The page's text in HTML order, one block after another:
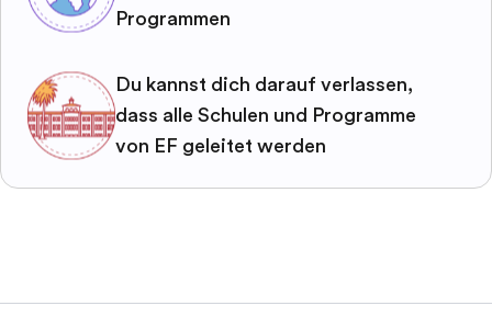
Programmen
Du kannst dich darauf verlassen,
dass alle Schulen und Programme
von EF geleitet werden